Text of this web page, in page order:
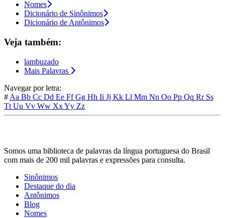
Nomes
Dicionário de Sinônimos
Dicionário de Antônimos
Veja também:
lambuzado
Mais Palavras
Navegar por letra:
# Aa Bb Cc Dd Ee FfGg Hh Ii Jj Kk Ll Mm Nn Oo Pp Qq Rr Ss
Tt Uu Vv Ww XxYy Zz
Somos uma biblioteca de palavras da língua portuguesa do Brasil
com mais de 200 mil palavras e expressões para consulta.
Sinônimos
Destaque do dia
Antônimos
Blog
Nomes